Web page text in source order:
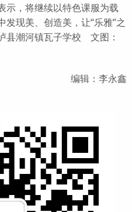
示，将继续以特色课服为载
现美、创造美，让“乐雅”之
县潮河镇瓦子学校 文图：
编辑：李永鑫